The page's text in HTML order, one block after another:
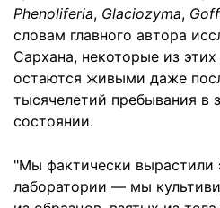
Phenoliferia, Glaciozyma,
словам главного автора
Сархана, некоторые из
остаются живыми даже
тысячелетий пребывания в
состоянии.
"Мы фактически
лаборатории — мы